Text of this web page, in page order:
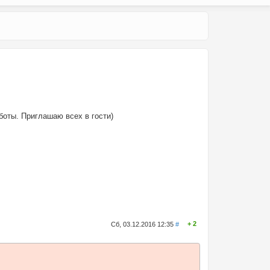
Приглашаю всех в гости)
Сб, 03.12.2016 12:35# 2